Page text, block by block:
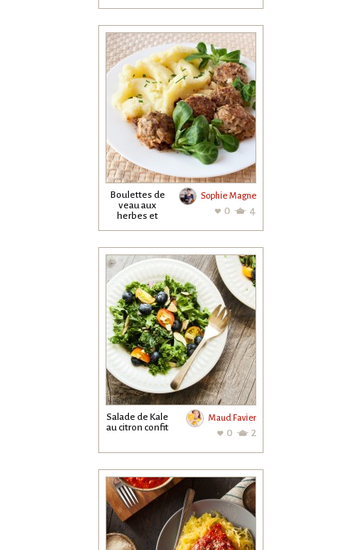
Boulettes de
veau aux
herbes et
Sophie Magne
0 4
Salade de Kale
au citron confit
Maud Favier
0 2